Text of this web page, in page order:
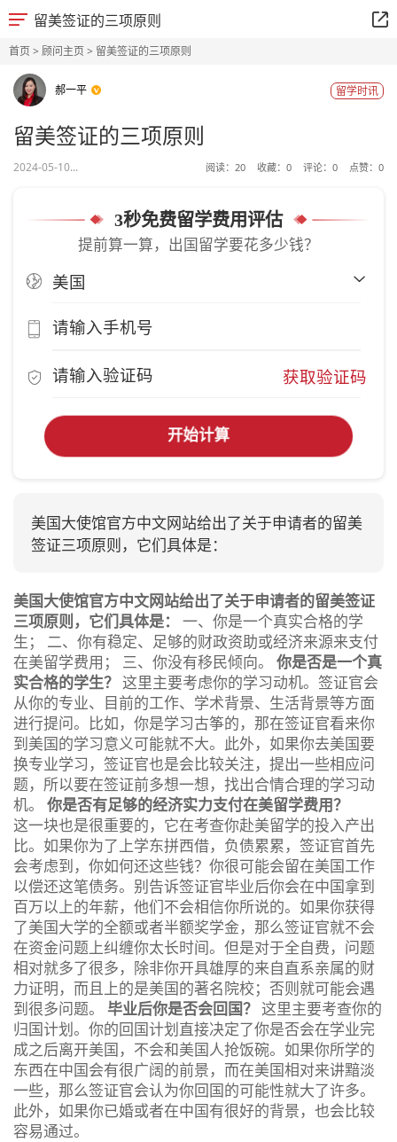
留美签证的三项原则
首页> 顾问主页> 留美签证的三项原则
郝一平 留学时讯
留美签证的三项原则
2024-05-10... 阅读： 20 收藏： 0 评论： 0 点赞： 0
3秒免费留学费用评估
提前算一算，出国留学要花多少钱？
获取验证码
开始计算
美国大使馆官方中文网站给出了关于申请者的留美
签证三项原则，它们具体是：
美国大使馆官方中文网站给出了关于申请者的留美签证
三项原则，它们具体是：
一、你是一个真实合格的学
生； 二、你有稳定、足够的财政资助或经济来源来支付
在美留学费用； 三、你没有移民倾向。 你是否是一个真
实合格的学生？ 这里主要考虑你的学习动机。签证官会
从你的专业、目前的工作、学术背景、生活背景等方面
进行提问。比如，你是学习古筝的，那在签证官看来你
到美国的学习意义可能就不大。此外，如果你去美国要
换专业学习，签证官也是会比较关注，提出一些相应问
题，所以要在签证前多想一想，找出合情合理的学习动
机。 你是否有足够的经济实力支付在美留学费用？
这一块也是很重要的，它在考查你赴美留学的投入产出
比。如果你为了上学东拼西借，负债累累，签证官首先
会考虑到，你如何还这些钱？你很可能会留在美国工作
以偿还这笔债务。别告诉签证官毕业后你会在中国拿到
百万以上的年薪，他们不会相信你所说的。如果你获得
了美国大学的全额或者半额奖学金，那么签证官就不会
在资金问题上纠缠你太长时间。但是对于全自费，问题
相对就多了很多，除非你开具雄厚的来自直系亲属的财
力证明，而且上的是美国的著名院校；否则就可能会遇
到很多问题。 毕业后你是否会回国？ 这里主要考查你的
归国计划。你的回国计划直接决定了你是否会在学业完
成之后离开美国，不会和美国人抢饭碗。如果你所学的
东西在中国会有很广阔的前景，而在美国相对来讲黯淡
一些，那么签证官会认为你回国的可能性就大了许多。
此外，如果你已婚或者在中国有很好的背景，也会比较
容易通过。